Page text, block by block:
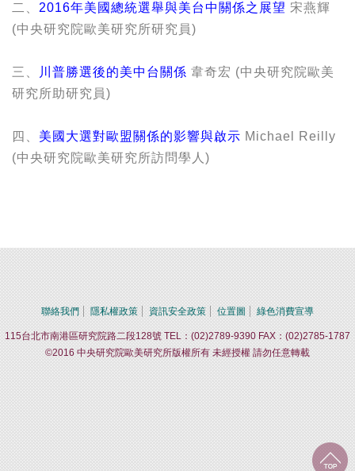
二、 2016年美國總統選舉與美台中關係之展望 宋燕輝
(中央研究院歐美研究所研究員)
三、 川普勝選後的美中台關係 韋奇宏 (中央研究院歐美
研究所助研究員)
四、 美國大選對歐盟關係的影響與啟示 Michael Reilly
(中央研究院歐美研究所訪問學人)
聯絡我們 隱私權政策 資訊安全政策 位置圖 綠色消費宣導
115台北市南港區研究院路二段128號 TEL：(02)2789-9390 FAX：(02)2785-1787
©2016 中央研究院歐美研究所版權所有 未經授權 請勿任意轉載